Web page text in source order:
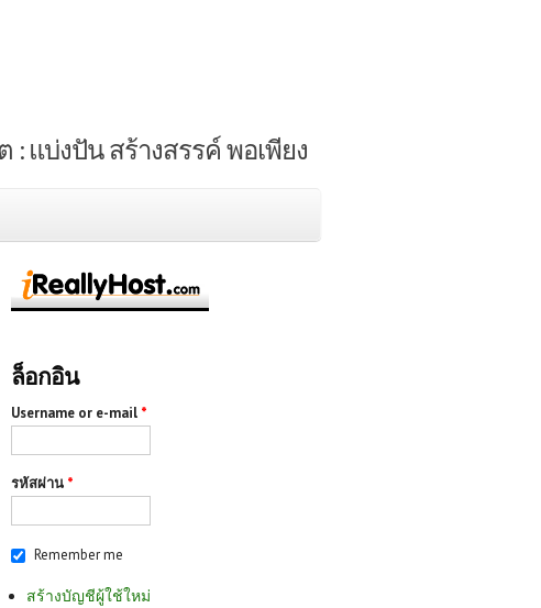
: แบ่งปัน สร้างสรรค์ พอเพียง
ล็อกอิน
Username or e-mail *
รหัสผ่าน *
Remember me
สร้างบัญชีผู้ใช้ใหม่